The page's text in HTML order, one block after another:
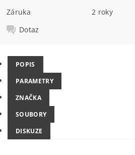
Záruka
2 roky
Dotaz
POPIS
PARAMETRY
ZNAČKA
SOUBORY
DISKUZE